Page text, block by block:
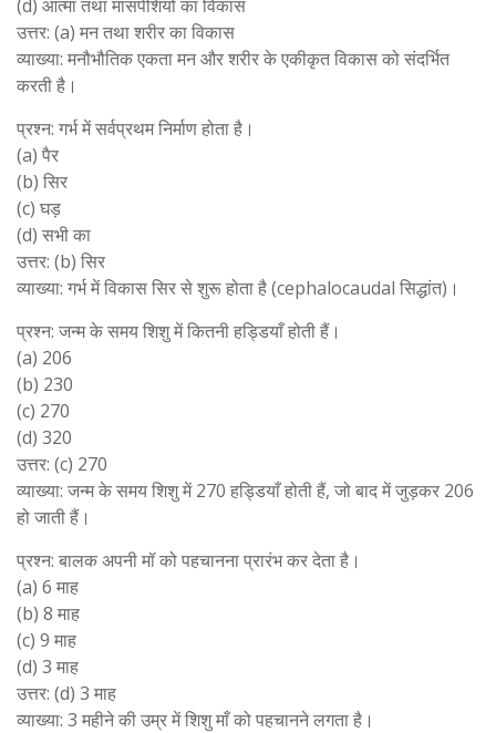
(d) आत्मा तथा मांसपेशियों का विकास
उत्तर: (a) मन तथा शरीर का विकास
व्याख्या: मनौभौतिक एकता मन और शरीर के एकीकृत विकास को संदर्भित
करती है।
प्रश्न: गर्भ में सर्वप्रथम निर्माण होता है।
(a) पैर
(b) सिर
(c) घड़
(d) सभी का
उत्तर: (b) सिर
व्याख्या: गर्भ में विकास सिर से शुरू होता है (cephalocaudal सिद्धांत)।
प्रश्न: जन्म के समय शिशु में कितनी हड्डियाँ होती हैं।
(a) 206
(b) 230
(c) 270
(d) 320
उत्तर: (c) 270
व्याख्या: जन्म के समय शिशु में 270 हड्डियाँ होती हैं, जो बाद में जुड़कर 206
हो जाती हैं।
प्रश्न: बालक अपनी मॉ को पहचानना प्रारंभ कर देता है।
(a) 6 माह
(b) 8 माह
(c) 9 माह
(d) 3 माह
उत्तर: (d) 3 माह
व्याख्या: 3 महीने की उम्र में शिशु माँ को पहचानने लगता है।